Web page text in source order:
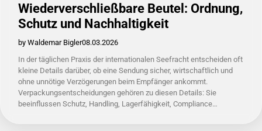
Wiederverschließbare Beutel: Ordnung,
Schutz und Nachhaltigkeit
by Waldemar Bigler08.03.2026
In der täglichen Praxis der internationalen Seefracht entscheiden oft
kleine Details darüber, ob eine Sendung sicher, wirtschaftlich und
ohne unnötige Verzögerungen beim Empfänger ankommt.
Verpackungsentscheidungen gehören zu diesen Details: Sie
beeinflussen Schutz, Handling, Lagerfähigkeit, Compliance…